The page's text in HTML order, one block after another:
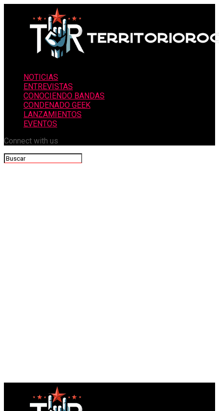
NOTICIAS
ENTREVISTAS
CONOCIENDO BANDAS
CONDENADO GEEK
LANZAMIENTOS
EVENTOS
Connect with us